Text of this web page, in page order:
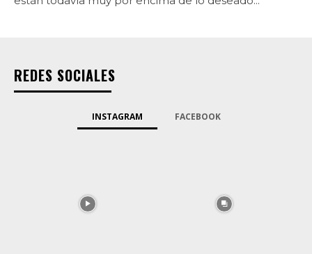
REDES SOCIALES
INSTAGRAM FACEBOOK